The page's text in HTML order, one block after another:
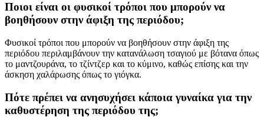
Ποιοι είναι οι φυσικοί τρόποι που μπορούν να
βοηθήσουν στην άφιξη της περιόδου;
Φυσικοί τρόποι που μπορούν να βοηθήσουν στην άφιξη της
περιόδου περιλαμβάνουν την κατανάλωση τσαγιού με βότανα όπως
το μαντζουράνα, το τζίντζερ και το κύμινο, καθώς επίσης και την
άσκηση χαλάρωσης όπως το γιόγκα.
Πότε πρέπει να ανησυχήσει κάποια γυναίκα για την
καθυστέρηση της περιόδου της;